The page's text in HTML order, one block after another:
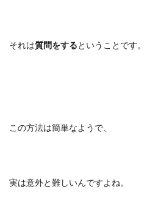
それは質問をするということです。
この方法は簡単なようで、
実は意外と難しいんですよね。